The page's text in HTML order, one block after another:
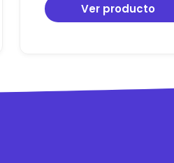
Ver producto